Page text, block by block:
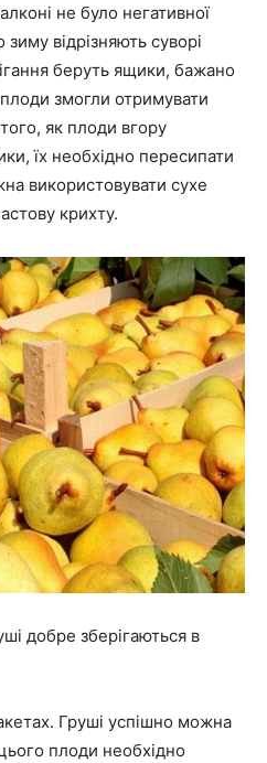
не було негативної
відрізняють суворі
беруть ящики, бажано
змогли отримувати
як плоди вгору
їх необхідно пересипати
використовувати сухе
крихту.
добре зберігаються в
Груші успішно можна
плоди необхідно